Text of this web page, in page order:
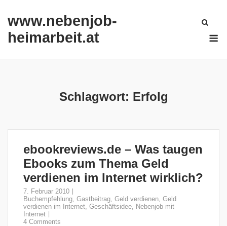
content
www.nebenjob-
heimarbeit.at
Schlagwort: Erfolg
ebookreviews.de – Was taugen
Ebooks zum Thema Geld
verdienen im Internet wirklich?
7. Februar 2010
Buchempfehlung, Gastbeitrag, Geld verdienen, Geld
verdienen im Internet, Geschäftsidee, Nebenjob mit
Internet
4 Comments